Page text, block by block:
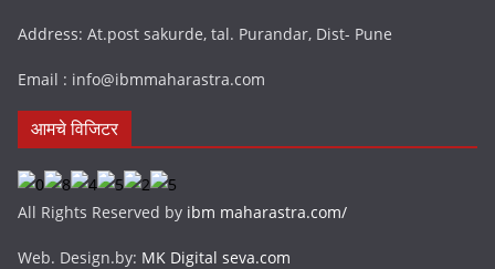
Address: At.post sakurde, tal. Purandar, Dist- Pune
Email : info@ibmmaharastra.com
आमचे विजिटर
All Rights Reserved by ibm maharastra.com/
Web. Design.by: MK Digital seva.com